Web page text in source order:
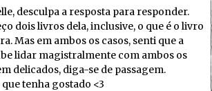
desculpa a resposta para responder.
dois livros dela, inclusive, o que é o livro
Mas em ambos os casos, senti que a
lidar magistralmente com ambos os
delicados, diga-se de passagem.
tenha gostado <3